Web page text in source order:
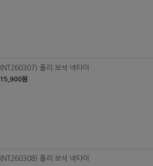
(NT260307) 폴리 보석 넥타이
15,900원
(NT260308) 폴리 보석 넥타이